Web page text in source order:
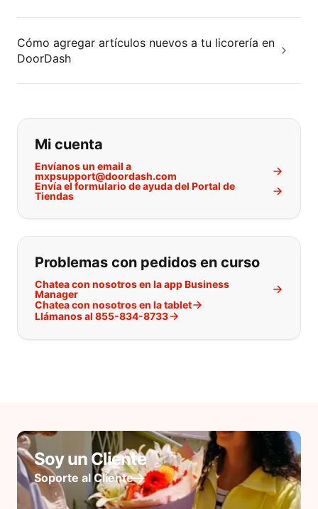
Cómo agregar artículos nuevos a tu licorería en
DoorDash
Si no puede encontrar lo que está
Mi cuenta
Envíanos un email a
mxpsupport@doordash.com
Envía el formulario de ayuda del Portal de
Tiendas
Problemas con pedidos en curso
Chatea con nosotros en la app Business
Manager
Chatea con nosotros en la tablet
Llámanos al 855-834-8733
Soy un Cliente
Soporte al Cliente